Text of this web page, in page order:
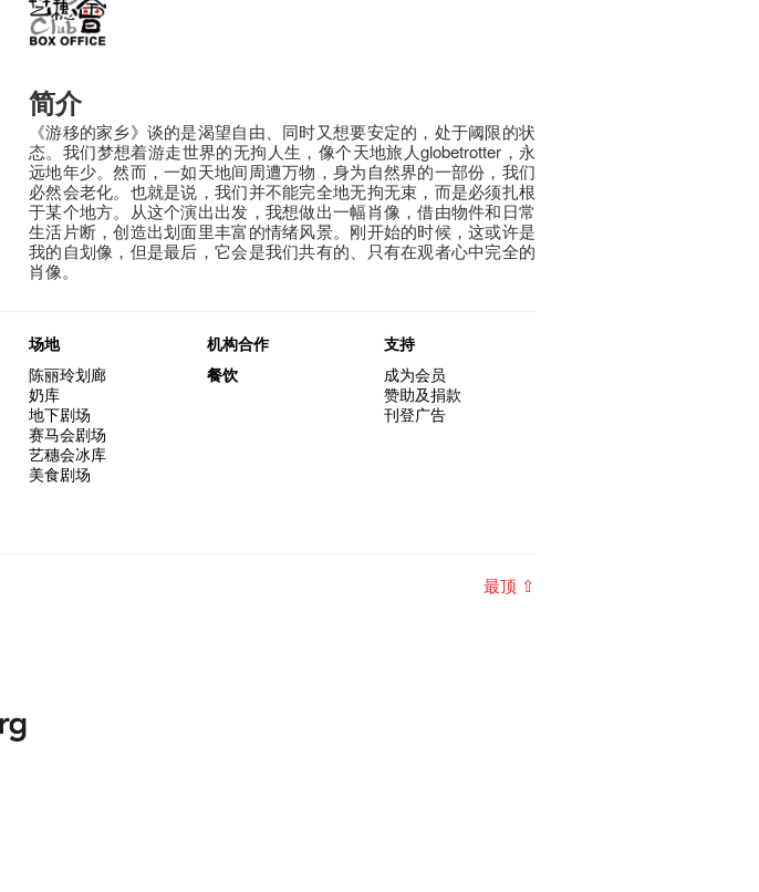
简介
《游移的家乡》谈的是渴望自由、同时又想要安定的，处于阈限的状
态。我们梦想着游走世界的无拘人生，像个天地旅人globetrotter，永
远地年少。然而，一如天地间周遭万物，身为自然界的一部份，我们
必然会老化。也就是说，我们并不能完全地无拘无束，而是必须扎根
于某个地方。从这个演出出发，我想做出一幅肖像，借由物件和日常
生活片断，创造出划面里丰富的情绪风景。刚开始的时候，这或许是
我的自划像，但是最后，它会是我们共有的、只有在观者心中完全的
肖像。
场地
陈丽玲划廊
奶库
地下剧场
赛马会剧场
艺穗会冰库
美食剧场
机构合作
餐饮
支持
成为会员
赞助及捐款
刊登广告
最顶 ⇧